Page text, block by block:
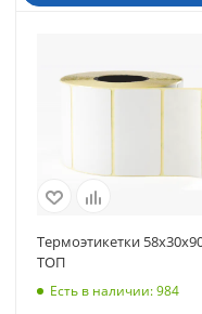
Термоэтикетки
ТОП
Есть в наличии: 984